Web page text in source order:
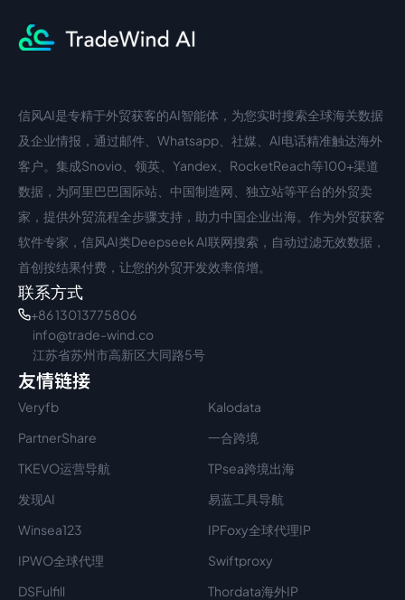
中文入口
信风AI是专精于外贸获客的AI智能体，为您实时搜索全球海关数据
及企业情报，通过邮件、Whatsapp、社媒、AI电话精准触达海外
客户。集成Snovio、领英、Yandex、RocketReach等100+渠道
数据，为阿里巴巴国际站、中国制造网、独立站等平台的外贸卖
家，提供外贸流程全步骤支持，助力中国企业出海。作为外贸获客
软件专家，信风AI类Deepseek AI联网搜索，自动过滤无效数据，
首创按结果付费，让您的外贸开发效率倍增。
联系方式
+86 13013775806
info@trade-wind.co
江苏省苏州市高新区大同路5号
友情链接
Veryfb
Kalodata
PartnerShare
一合跨境
TKEVO运营导航
TPsea跨境出海
发现AI
易蓝工具导航
Winsea123
IPFoxy全球代理IP
IPWO全球代理
Swiftproxy
DSFulfill
Thordata海外IP